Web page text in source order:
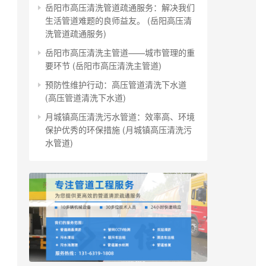
岳阳市高压清洗管道疏通服务：解决我们
生活管道难题的良师益友。 (岳阳高压清
洗管道疏通服务)
岳阳市高压清洗主管道——城市管理的重
要环节 (岳阳市高压清洗主管道)
预防性维护行动：高压管道清洗下水道
(高压管道清洗下水道)
月城镇高压清洗污水管道：效率高、环境
保护优秀的环保措施 (月城镇高压清洗污
水管道)